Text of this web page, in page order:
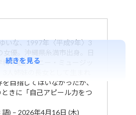
いな、1997年〈平成9年〉3
女優。沖縄県糸満市出身。日
科中退。ソニー・ミュージッ
目指してはいなかったが、
きに「自己アピール力をつ
) – 2026年4月16日 (木)
続きを見る